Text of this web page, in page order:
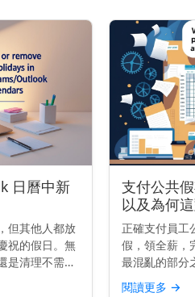
日曆中新
但其他人都放
祝的假日。無
是清理不需要
訂顯示內容
支付公共
以及為何
正確支付員工
假，領全薪，
最混亂的部分
可能會讓一個
閱讀更多 →